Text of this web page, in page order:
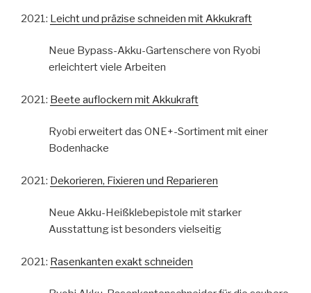
2021: Leicht und präzise schneiden mit Akkukraft
Neue Bypass-Akku-Gartenschere von Ryobi
erleichtert viele Arbeiten
2021: Beete auflockern mit Akkukraft
Ryobi erweitert das ONE+-Sortiment mit einer
Bodenhacke
2021: Dekorieren, Fixieren und Reparieren
Neue Akku-Heißklebepistole mit starker
Ausstattung ist besonders vielseitig
2021: Rasenkanten exakt schneiden